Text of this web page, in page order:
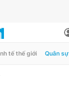
tế thế giới Quân sự